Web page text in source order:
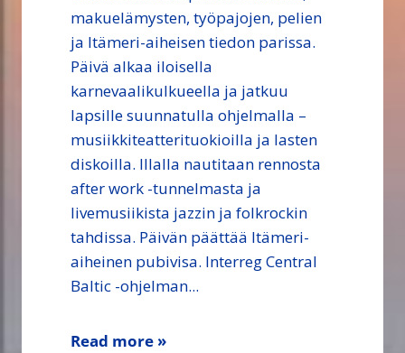
makuelämysten, työpajojen, pelien
ja Itämeri-aiheisen tiedon parissa.
Päivä alkaa iloisella
karnevaalikulkueella ja jatkuu
lapsille suunnatulla ohjelmalla –
musiikkiteatterituokioilla ja lasten
diskoilla. Illalla nautitaan rennosta
after work -tunnelmasta ja
livemusiikista jazzin ja folkrockin
tahdissa. Päivän päättää Itämeri-
aiheinen pubivisa. Interreg Central
Baltic -ohjelman...
Read more »